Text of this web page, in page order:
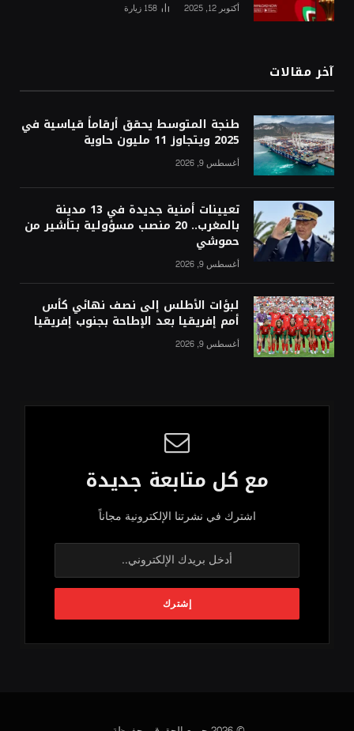
أكتوبر 12, 2025 158 زيارة
آخر مقالات
طنجة المتوسط يحقق أرقاماً قياسية في
2025 ويتجاوز 11 مليون حاوية
أغسطس 9, 2026
تعيينات أمنية جديدة في 13 مدينة
بالمغرب.. 20 منصب مسؤولية بتأشير من
حموشي
أغسطس 9, 2026
لبؤات الأطلس إلى نصف نهائي كأس
أمم إفريقيا بعد الإطاحة بجنوب إفريقيا
أغسطس 9, 2026
مع كل متابعة جديدة
اشترك في نشرتنا الإلكترونية مجاناً